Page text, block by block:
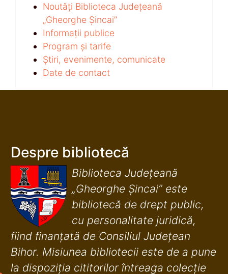
Noutăți Biblioteca Județeană
„Gheorghe Șincai”
Informații publice
Program și tarife
Știri, evenimente, comunicate
Date de contact
Despre bibliotecă
Biblioteca Județeană
„Gheorghe Șincai” este
bibliotecă de drept public,
cu personalitate juridică,
fiind finanţată de Consiliul Judeţean
Bihor. Misiunea bibliotecii este de a pune
la dispoziţia cititorilor întreaga colecţie